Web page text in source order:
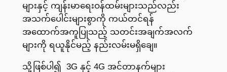
များနှင့် ကျန်းမာရေးဝန်ထမ်းများသည်လည်း
အသက်ပေါင်းများစွာကို ကယ်တင်ရန်
အထောက်အကူပြုသည့် သတင်းအချက်အလက်
များကို ရယူနိုင်မည့် နည်းလမ်းမရှိချေ။
သို့ဖြစ်ပါ၍ 3G နှင့် 4G အင်တာနက်များ